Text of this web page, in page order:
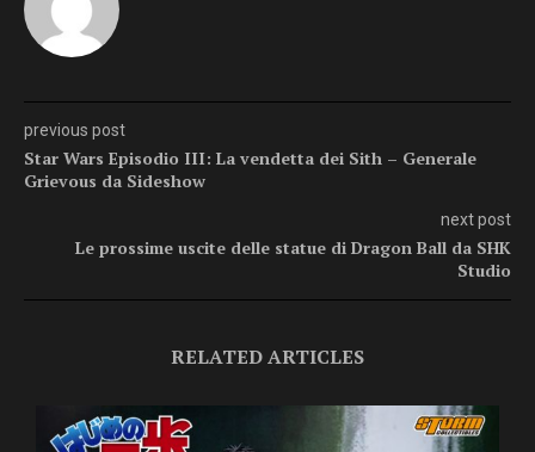
previous post
Star Wars Episodio III: La vendetta dei Sith – Generale
Grievous da Sideshow
next post
Le prossime uscite delle statue di Dragon Ball da SHK
Studio
RELATED ARTICLES